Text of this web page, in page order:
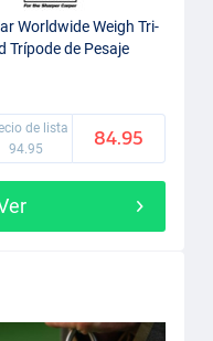
Worldwide Weigh Tri-
Trípode de Pesaje
de lista
94.95
84.95